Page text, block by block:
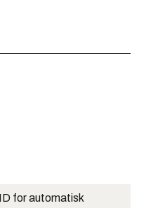
for automatisk